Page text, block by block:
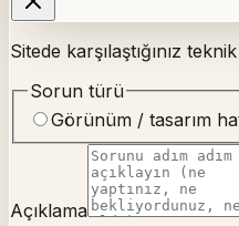
Sitede karşılaştığınız
Sorun türü
Görünüm / tasarım
Açıklama